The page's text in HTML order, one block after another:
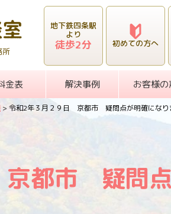
所
地下鉄四条駅
より
徒歩2分 初めての方へ
金表 解決事例 お客様の
> 令和2年３月２９日 京都市 疑問点が明確になり
都市 疑問点